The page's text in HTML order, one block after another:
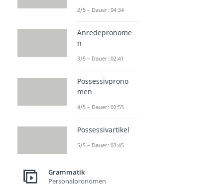
2/5 – Dauer: 04:34
Anredepronome
n
3/5 – Dauer: 02:41
Possessivprono
men
4/5 – Dauer: 02:55
Possessivartikel
5/5 – Dauer: 03:45
Grammatik
Personalpronomen